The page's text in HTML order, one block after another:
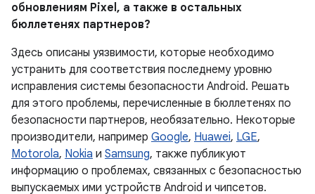
обновлениям Pixel, а также в остальных
бюллетенях партнеров?
Здесь описаны уязвимости, которые необходимо
устранить для соответствия последнему уровню
исправления системы безопасности Android. Решать
для этого проблемы, перечисленные в бюллетенях по
безопасности партнеров, необязательно. Некоторые
производители, например Google, Huawei, LGE,
Motorola, Nokia и Samsung, также публикуют
информацию о проблемах, связанных с безопасностью
выпускаемых ими устройств Android и чипсетов.